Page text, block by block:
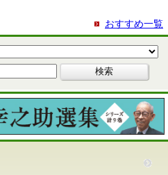
おすすめ一覧